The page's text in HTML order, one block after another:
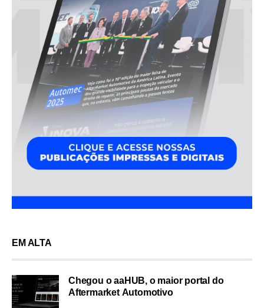
EM ALTA
Chegou o aaHUB, o maior portal do
Aftermarket Automotivo